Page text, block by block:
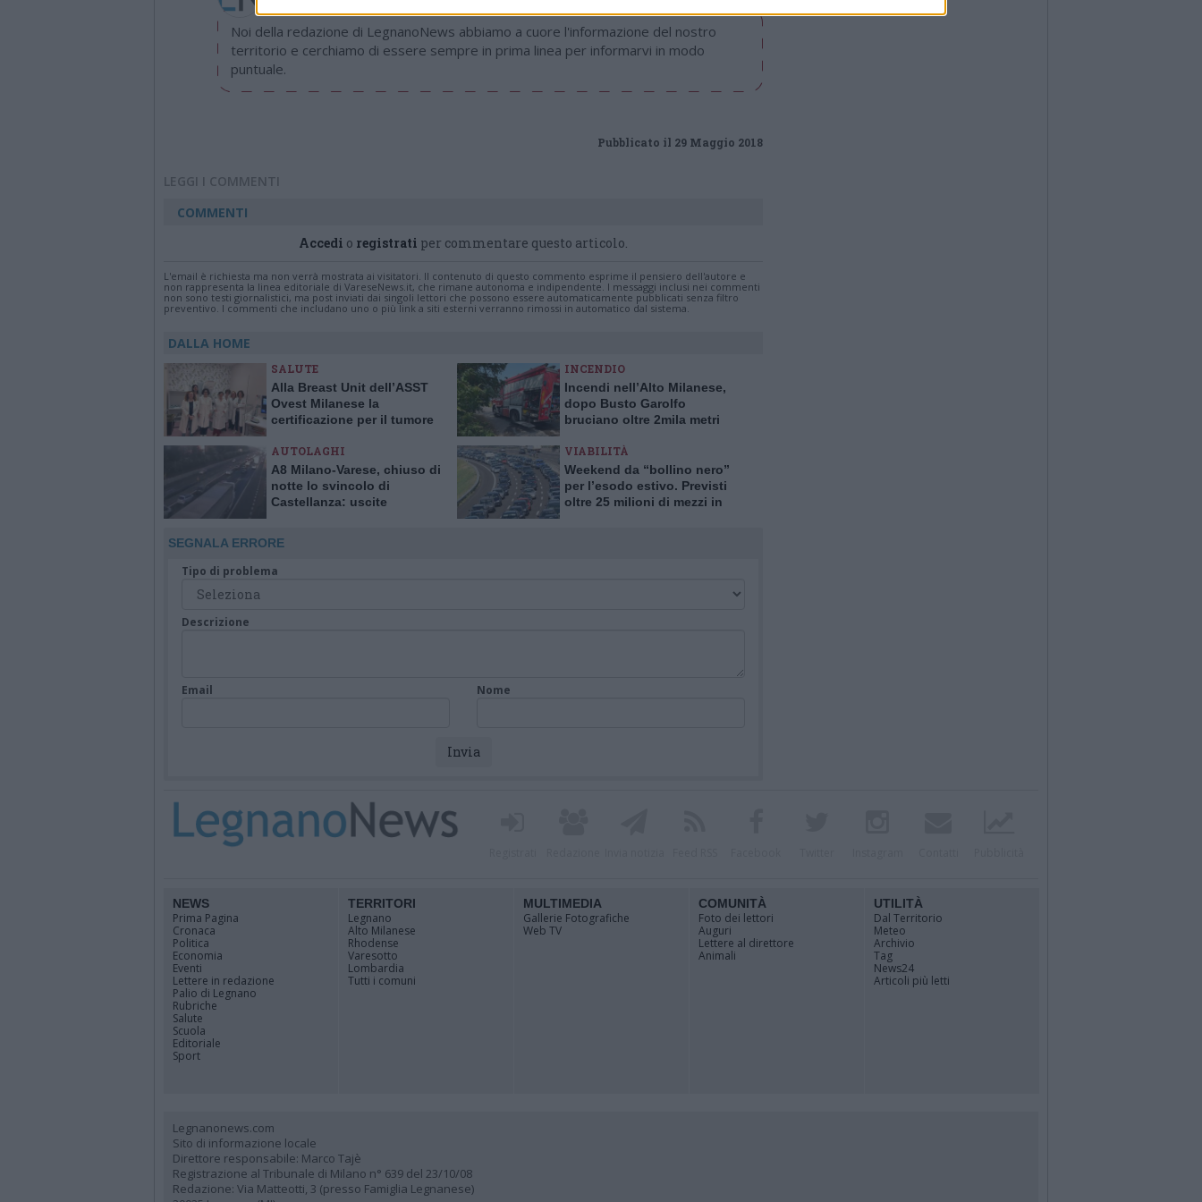
Noi della redazione di LegnanoNews abbiamo a cuore l'informazione del nostro
territorio e cerchiamo di essere sempre in prima linea per informarvi in modo
puntuale.
Pubblicato il 29 Maggio 2018
LEGGI I COMMENTI
COMMENTI
Accedi o registrati per commentare questo articolo.
L'email è richiesta ma non verrà mostrata ai visitatori. Il contenuto di questo commento esprime il pensiero dell'autore e
non rappresenta la linea editoriale di VareseNews.it, che rimane autonoma e indipendente. I messaggi inclusi nei commenti
non sono testi giornalistici, ma post inviati dai singoli lettori che possono essere automaticamente pubblicati senza filtro
preventivo. I commenti che includano uno o più link a siti esterni verranno rimossi in automatico dal sistema.
DALLA HOME
SALUTE
Alla Breast Unit dell’ASST
Ovest Milanese la
certificazione per il tumore
Italia
INCENDIO
Incendi nell’Alto Milanese,
dopo Busto Garolfo
bruciano oltre 2mila metri
AUTOLAGHI
A8 Milano-Varese, chiuso di
notte lo svincolo di
Castellanza: uscite
VIABILITÀ
Weekend da “bollino nero”
per l’esodo estivo. Previsti
oltre 25 milioni di mezzi in
SEGNALA ERRORE
Tipo di problema
Descrizione
Email Nome
NEWS
Prima Pagina
Cronaca
Politica
Economia
Eventi
Lettere in redazione
Palio di Legnano
Rubriche
Salute
Scuola
Editoriale
Sport
TERRITORI
Legnano
Alto Milanese
Rhodense
Varesotto
Lombardia
Tutti i comuni
MULTIMEDIA
Gallerie Fotografiche
Web TV
COMUNITÀ
Foto dei lettori
Auguri
Lettere al direttore
Animali
UTILITÀ
Dal Territorio
Meteo
Archivio
Tag
News24
Articoli più letti
Legnanonews.com
Sito di informazione locale
Direttore responsabile: Marco Tajè
Registrazione al Tribunale di Milano n° 639 del 23/10/08
Redazione: Via Matteotti, 3 (presso Famiglia Legnanese)